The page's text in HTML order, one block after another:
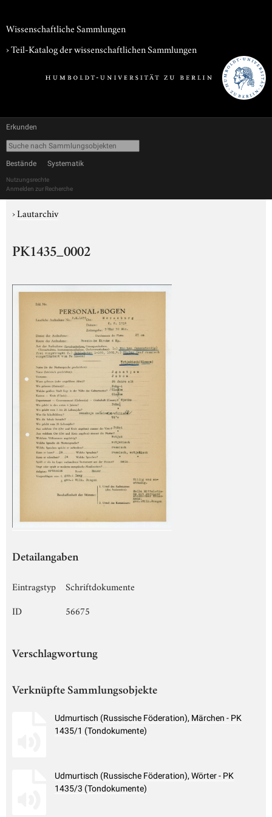
Wissenschaftliche Sammlungen
› Teil-Katalog der wissenschaftlichen Sammlungen
Erkunden
Bestände Systematik
Nutzungsrechte
Anmelden zur Recherche
›Lautarchiv
PK1435_0002
Detailangaben
Eintragstyp
Schriftdokumente
ID
56675
Verschlagwortung
Verknüpfte Sammlungsobjekte
Udmurtisch (Russische Föderation), Märchen - PK
1435/1 (Tondokumente)
Udmurtisch (Russische Föderation), Wörter - PK
1435/3 (Tondokumente)